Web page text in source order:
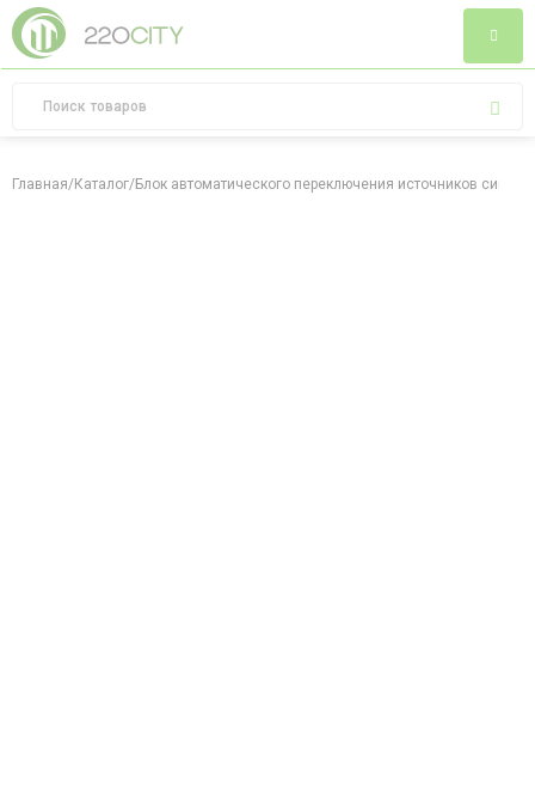
Главная/Каталог/Блок автоматического переключения источников